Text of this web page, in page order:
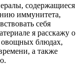
содержащиеся
иммунитета,
себя
я расскажу о
овощных блюдах,
а также